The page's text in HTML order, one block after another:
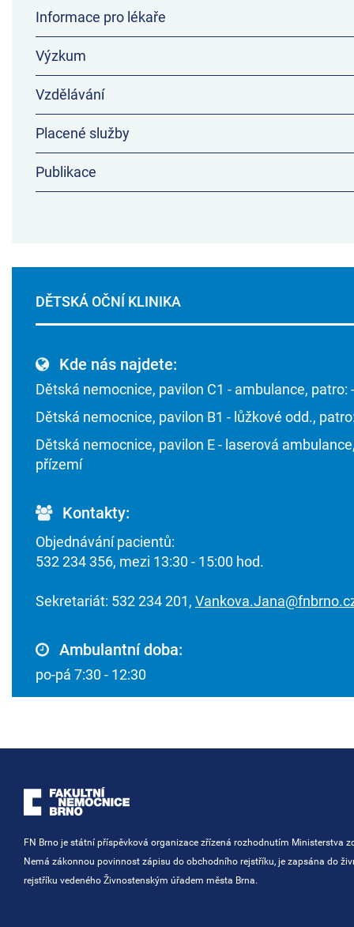
Informace pro lékaře
Výzkum
Vzdělávání
Placené služby
Publikace
DĚTSKÁ OČNÍ KLINIKA
Kde nás najdete:
Dětská nemocnice, pavilon C1 - ambulance, patro:
Dětská nemocnice, pavilon B1 - lůžkové odd.,
Dětská nemocnice, pavilon E - laserová
přízemí
Kontakty:
Objednávání pacientů:
532 234 356, mezi 13:30 - 15:00 hod.
Sekretariát: 532 234 201,
Ambulantní doba:
po-pá 7:30 - 12:30
FN Brno je státní příspěvková organizace zřízená rozhodnutím Ministerstva
Nemá zákonnou povinnost zápisu do obchodního rejstříku, je zapsána do
rejstříku vedeného Živnostenským úřadem města Brna.